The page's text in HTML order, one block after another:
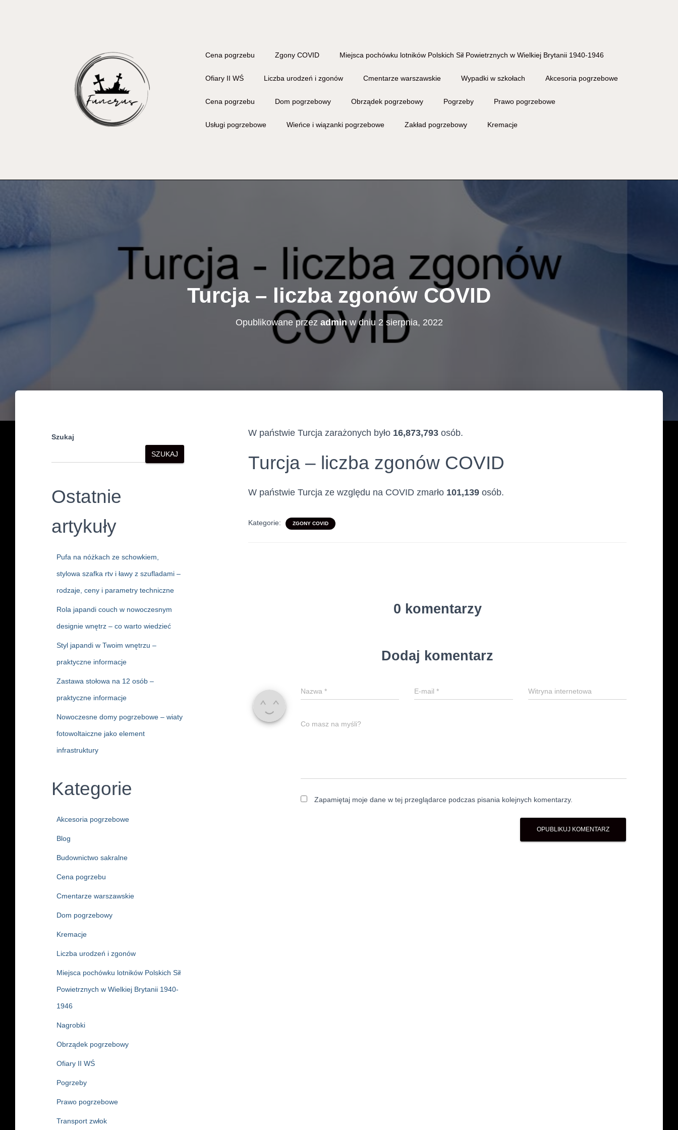
Cena pogrzebu Zgony COVID Miejsca pochówku lotników Polskich Sił Powietrznych w Wielkiej Brytanii 1940-1946
Ofiary II WŚ Liczba urodzeń i zgonów Cmentarze warszawskie Wypadki w szkołach Akcesoria pogrzebowe
Cena pogrzebu Dom pogrzebowy Obrządek pogrzebowy Pogrzeby Prawo pogrzebowe
Usługi pogrzebowe Wieńce i wiązanki pogrzebowe Zakład pogrzebowy Kremacje
Turcja – liczba zgonów COVID
Opublikowane przez adminw dniu 2 sierpnia, 2022
Szukaj
SZUKAJ
Ostatnie
artykuły
Pufa na nóżkach ze schowkiem,
stylowa szafka rtv i ławy z szufladami –
rodzaje, ceny i parametry techniczne
Rola japandi couch w nowoczesnym
designie wnętrz – co warto wiedzieć
Styl japandi w Twoim wnętrzu –
praktyczne informacje
Zastawa stołowa na 12 osób –
praktyczne informacje
Nowoczesne domy pogrzebowe – wiaty
fotowoltaiczne jako element
infrastruktury
Kategorie
Akcesoria pogrzebowe
Blog
Budownictwo sakralne
Cena pogrzebu
Cmentarze warszawskie
Dom pogrzebowy
Kremacje
Liczba urodzeń i zgonów
Miejsca pochówku lotników Polskich Sił
Powietrznych w Wielkiej Brytanii 1940-
1946
Nagrobki
Obrządek pogrzebowy
Ofiary II WŚ
Pogrzeby
Prawo pogrzebowe
Transport zwłok
W państwie Turcja zarażonych było 16,873,793 osób.
Turcja – liczba zgonów COVID
W państwie Turcja ze względu na COVID zmarło 101,139 osób.
Kategorie: ZGONY COVID
0 komentarzy
Dodaj komentarz
Nazwa * E-mail* Witryna internetowa
Co masz na myśli?
Zapamiętaj moje dane w tej przeglądarce podczas pisania kolejnych komentarzy.